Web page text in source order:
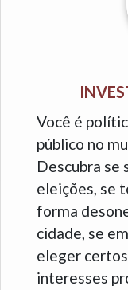
Você é
público no
Descubra se
eleições, se
forma
cidade, se
eleger
interesses